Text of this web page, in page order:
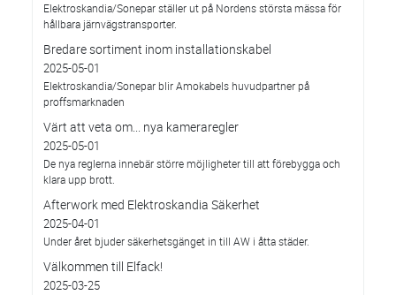
Elektroskandia/Sonepar ställer ut på Nordens största mässa för
hållbara järnvägstransporter.
Bredare sortiment inom installationskabel
2025-05-01
Elektroskandia/Sonepar blir Amokabels huvudpartner på
proffsmarknaden
Värt att veta om... nya kameraregler
2025-05-01
De nya reglerna innebär större möjligheter till att förebygga och
klara upp brott.
Afterwork med Elektroskandia Säkerhet
2025-04-01
Under året bjuder säkerhetsgänget in till AW i åtta städer.
Välkommen till Elfack!
2025-03-25